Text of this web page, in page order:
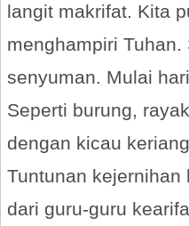
langit makrifat. Kita
menghampiri
senyuman. Mulai
Seperti burung,
dengan kicau
Tuntunan
dari guru-guru